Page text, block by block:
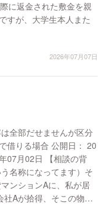
すが、大学生本人また
2026年07月07日
全部だせませんが区分
借りる場合 公開日： 20
07月02日 【相談の背
名称になってます）そ
Aが拾得、そこの物件